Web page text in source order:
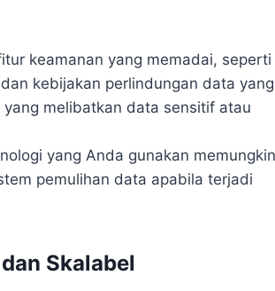
keamanan yang memadai, seperti
kebijakan perlindungan data yang
melibatkan data sensitif atau
yang Anda gunakan
pemulihan data apabila terjadi
Skalabel